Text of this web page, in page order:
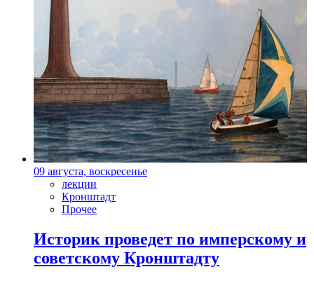
09 августа, воскресенье
лекции
Кронштадт
Прочее
Историк проведет по имперскому и
советскому Кронштадту